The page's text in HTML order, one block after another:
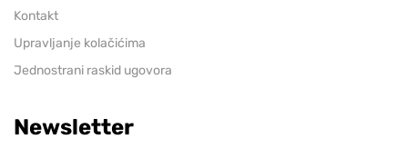
Kontakt
Upravljanje kolačićima
Jednostrani raskid ugovora
Newsletter